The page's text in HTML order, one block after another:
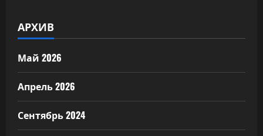
АРХИВ
Май 2026
Апрель 2026
Сентябрь 2024